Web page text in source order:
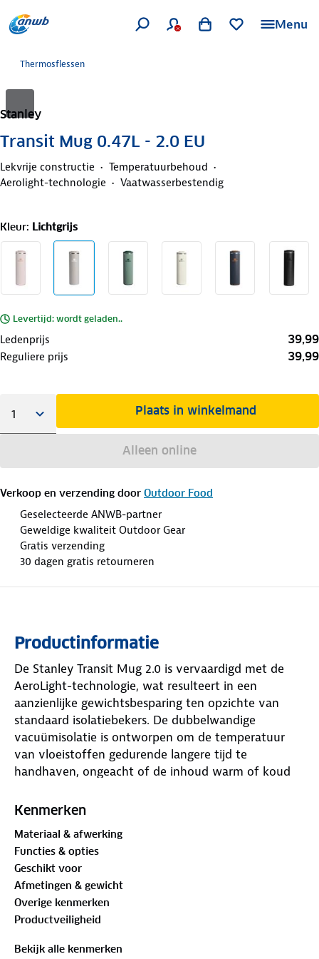
Menu
Thermosflessen
Stanley
Transit Mug 0.47L - 2.0 EU
Lekvrije constructie
Temperatuurbehoud
Aerolight-technologie
Vaatwasserbestendig
Kleur: Lichtgrijs
Levertijd: wordt geladen..
Ledenprijs 39,99
Reguliere prijs 39,99
Plaats in winkelmand
Alleen online
Verkoop en verzending door Outdoor Food
Geselecteerde ANWB-partner
Geweldige kwaliteit Outdoor Gear
Gratis verzending
30 dagen gratis retourneren
Productinformatie
De Stanley Transit Mug 2.0 is vervaardigd met de
AeroLight-technologie, wat resulteert in een
aanzienlijke gewichtsbesparing ten opzichte van
standaard isolatiebekers. De dubbelwandige
vacuümisolatie is ontworpen om de temperatuur
van vloeistoffen gedurende langere tijd te
handhaven, ongeacht of de inhoud warm of koud
afsluitbare dop is volledig lekvrij, wat veilig
transport in tassen en rugzakken mogelijk maakt. De
drinkopening is praktisch in gebruik en de slanke
vormgeving zorgt ervoor dat de beker compatibel is
met de meeste standaard bekerhouders in
voertuigen.
Kenmerken
Materiaal & afwerking
Functies & opties
Geschikt voor
Afmetingen & gewicht
Overige kenmerken
Productveiligheid
Bekijk alle kenmerken